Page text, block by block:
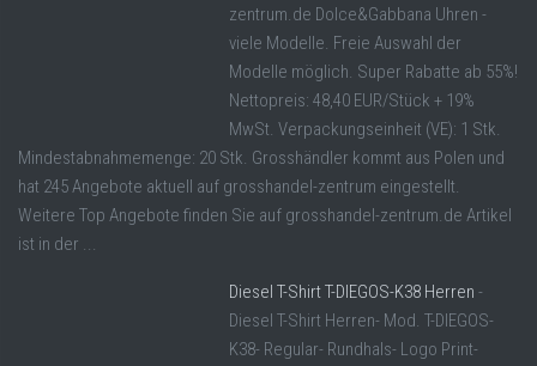
zentrum.de Dolce&Gabbana Uhren -
viele Modelle. Freie Auswahl der
Modelle möglich. Super Rabatte ab 55%!
Nettopreis: 48,40 EUR/Stück + 19%
MwSt. Verpackungseinheit (VE): 1 Stk.
Mindestabnahmemenge: 20 Stk. Grosshändler kommt aus Polen und
hat 245 Angebote aktuell auf grosshandel-zentrum eingestellt.
Weitere Top Angebote finden Sie auf grosshandel-zentrum.de Artikel
ist in der ...
Diesel T-Shirt T-DIEGOS-K38 Herren -
Diesel T-Shirt Herren- Mod. T-DIEGOS-
K38- Regular- Rundhals- Logo Print-